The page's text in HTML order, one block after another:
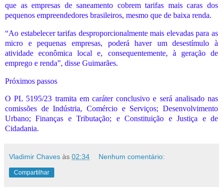
que as empresas de saneamento cobrem tarifas mais caras dos
pequenos empreendedores brasileiros, mesmo que de baixa renda.
“Ao estabelecer tarifas desproporcionalmente mais elevadas para as
micro e pequenas empresas, poderá haver um desestímulo à
atividade econômica local e, consequentemente, à geração de
emprego e renda”, disse Guimarães.
Próximos passos
O PL 5195/23 tramita em caráter conclusivo e será analisado nas
comissões de Indústria, Comércio e Serviços; Desenvolvimento
Urbano; Finanças e Tributação; e Constituição e Justiça e de
Cidadania.
Vladimir Chaves às 02:34 Nenhum comentário:
Compartilhar